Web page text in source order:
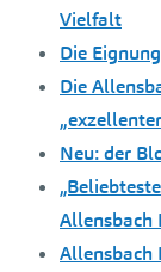
Vielfalt
Die
Die
Neu: der
Allensbach
Allensbach